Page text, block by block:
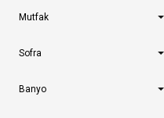
Mutfak
Sofra
Banyo